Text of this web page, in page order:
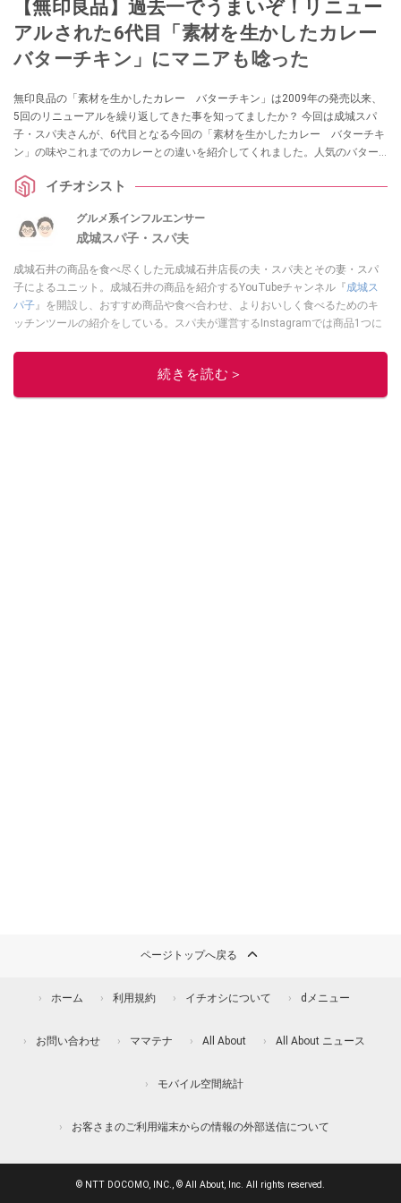
【無印良品】過去一でうまいぞ！リニュー
アルされた6代目「素材を生かしたカレー
バターチキン」にマニアも唸った
無印良品の「素材を生かしたカレー バターチキン」は2009年の発売以来、
5回のリニューアルを繰り返してきた事を知ってましたか？ 今回は成城スパ
子・スパ夫さんが、6代目となる今回の「素材を生かしたカレー バターチキ
ン」の味やこれまでのカレーとの違いを紹介してくれました。人気のバター
イチオシスト
グルメ系インフルエンサー
成城スパ子・スパ夫
成城石井の商品を食べ尽くした元成城石井店長の夫・スパ夫とその妻・スパ
子によるユニット。成城石井の商品を紹介するYouTubeチャンネル『成城ス
パ子』を開設し、おすすめ商品や食べ合わせ、よりおいしく食べるためのキ
ッチンツールの紹介をしている。スパ夫が運営するInstagramでは商品1つに
ィープな魅力を発信している。
続きを読む＞
ページトップへ戻る
ホーム 利用規約 イチオシについて dメニュー
お問い合わせ ママテナ All About All About ニュース
モバイル空間統計
お客さまのご利用端末からの情報の外部送信について
© NTT DOCOMO, INC., © All About, Inc. All rights reserved.